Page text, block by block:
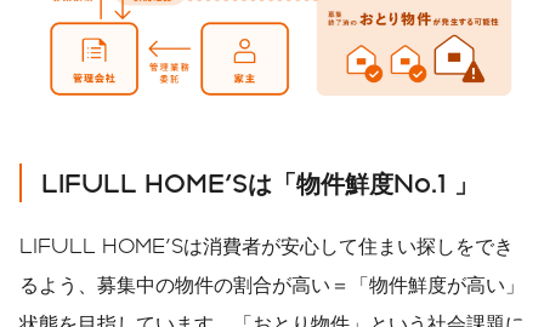
LIFULL HOME'Sは「物件鮮度No.1 」
LIFULL HOME'Sは消費者が安心して住まい探しをでき
るよう、募集中の物件の割合が高い＝「物件鮮度が高い」
状態を目指しています。「おとり物件」という社会課題に